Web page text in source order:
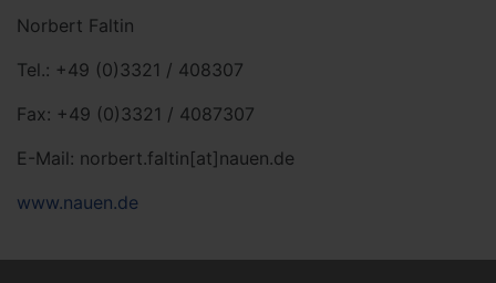
Norbert Faltin
Tel.: +49 (0)3321 / 408307
Fax: +49 (0)3321 / 4087307
E-Mail: norbert.faltin[at]nauen.de
www.nauen.de